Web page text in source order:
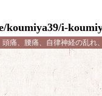
koumiya39/i-
頭痛、腰痛、自律神経の乱れ